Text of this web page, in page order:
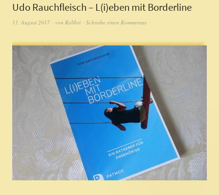
Udo Rauchfleisch – L(i)eben mit Borderline
11. August 2017 von Kolibri Schreibe einen Kommentar